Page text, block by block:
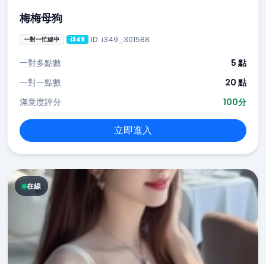
梅梅母狗
一對一忙線中 i349 ID: i349_301588
一對多點數
5 點
一對一點數
20 點
滿意度評分
100分
立即進入
在線